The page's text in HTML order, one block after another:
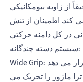
از زاویه بیومکانیکی
کند. اطمینان از تنش
سیستم دسته چندگانه:
ماژور را تحریک می